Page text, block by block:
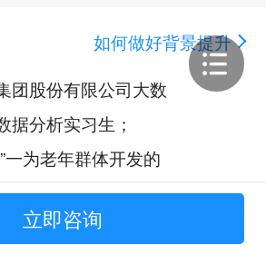
如何做好背景提升
团股份有限公司大数
据分析实习生；
一为老年群体开发的
；
的 AI 音乐生成系
立即咨询